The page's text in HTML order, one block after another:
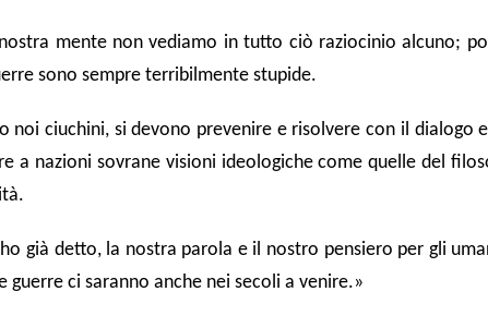
mente non vediamo in tutto ciò raziocinio alcuno;
sono sempre terribilmente stupide.
noi ciuchini, si devono prevenire e risolvere con il dialogo
a nazioni sovrane visioni ideologiche come quelle del
già detto, la nostra parola e il nostro pensiero per gli
guerre ci saranno anche nei secoli a venire.»